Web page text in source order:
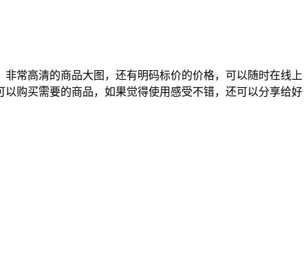
常高清的商品大图，还有明码标价的价格，可以随时在线上
购买需要的商品，如果觉得使用感受不错，还可以分享给好